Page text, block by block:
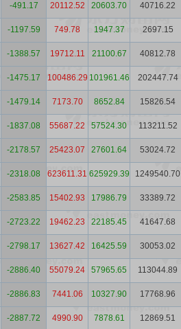
-491.17 20112.52 20603.70 40716.22
-1197.59 749.78 1947.37 2697.15
-1388.57 19712.11 21100.67 40812.78
-1475.17 100486.29 101961.46 202447.74
-1479.14 7173.70 8652.84 15826.54
-1837.08 55687.22 57524.30 113211.52
-2178.57 25423.07 27601.64 53024.72
-2318.08 623611.31 625929.39 1249540.70
-2583.85 15402.93 17986.79 33389.72
-2723.22 19462.23 22185.45 41647.68
-2798.17 13627.42 16425.59 30053.02
-2886.40 55079.24 57965.65 113044.89
-2886.83 7441.06 10327.90 17768.96
-2887.72 4990.90 7878.61 12869.51